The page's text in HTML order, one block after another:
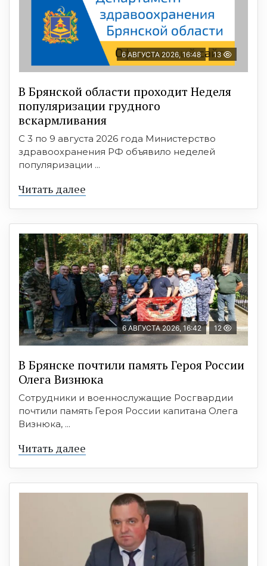
6 АВГУСТА 2026, 16:48 13
В Брянской области проходит Неделя
популяризации грудного
вскармливания
С 3 по 9 августа 2026 года Министерство
здравоохранения РФ объявило неделей
популяризации ...
Читать далее
6 АВГУСТА 2026, 16:42 12
В Брянске почтили память Героя России
Олега Визнюка
Сотрудники и военнослужащие Росгвардии
почтили память Героя России капитана Олега
Визнюка, ...
Читать далее